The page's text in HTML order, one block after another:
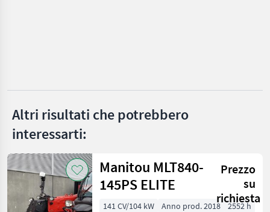
Altri risultati che potrebbero
interessarti:
Manitou MLT840-
145PS ELITE
Prezzo
su
richiesta
141 CV/104 kW Anno prod. 2018
2552 h